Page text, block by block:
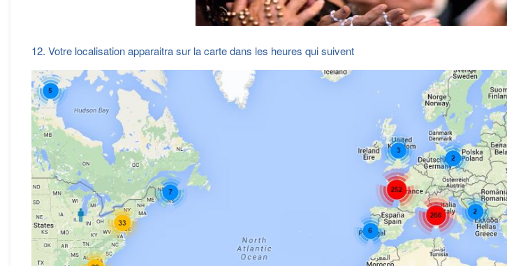
12. Votre localisation apparaitra sur la carte dans les heures qui suivent